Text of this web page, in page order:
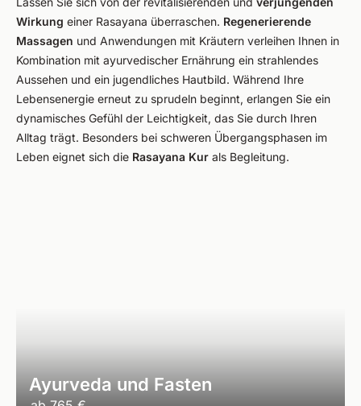
Wirkung einer Rasayana überraschen. Regenerierende
Massagen und Anwendungen mit Kräutern verleihen Ihnen in
Kombination mit ayurvedischer Ernährung ein strahlendes
Aussehen und ein jugendliches Hautbild. Während Ihre
Lebensenergie erneut zu sprudeln beginnt, erlangen Sie ein
dynamisches Gefühl der Leichtigkeit, das Sie durch Ihren
Alltag trägt. Besonders bei schweren Übergangsphasen im
Leben eignet sich die Rasayana Kur als Begleitung.
Ayurveda und Fasten